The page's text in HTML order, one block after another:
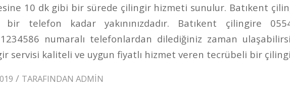
10 dk gibi bir sürede çilingir hizmeti sunulur. Batıkent
bir telefon kadar yakınınızdadır. Batıkent çilingire
numaralı telefonlardan dilediğiniz zaman
servisi kaliteli ve uygun fiyatlı hizmet veren tecrübeli bir
/ TARAFINDAN ADMIN